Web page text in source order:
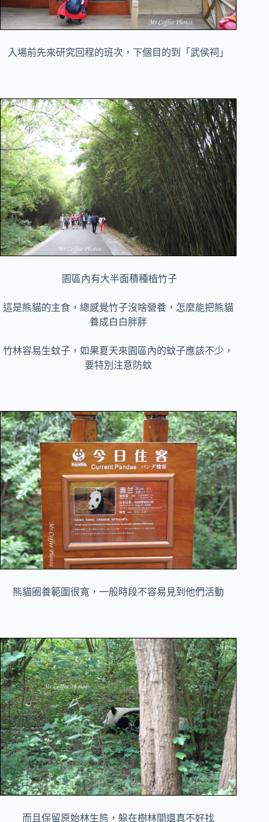
入場前先來研究回程的班次，下個目的到「武侯祠」
園區內有大半面積種植竹子
這是熊貓的主食，總感覺竹子沒啥營養，怎麼能把熊貓
養成白白胖胖
竹林容易生蚊子，如果夏天來園區內的蚊子應該不少，
要特別注意防蚊
熊貓圈養範圍很寬，一般時段不容易見到他們活動
而且保留原始林生態，躲在樹林間還真不好找